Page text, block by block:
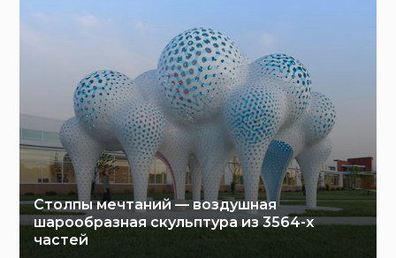
Столпы мечтаний — воздушная
шарообразная скульптура из 3564-х
частей